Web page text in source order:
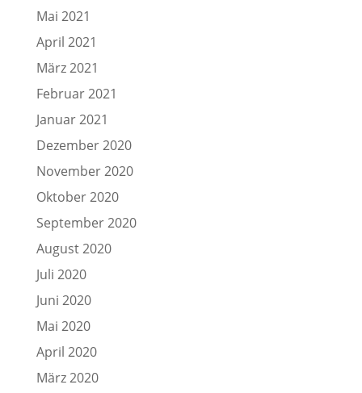
Mai 2021
April 2021
März 2021
Februar 2021
Januar 2021
Dezember 2020
November 2020
Oktober 2020
September 2020
August 2020
Juli 2020
Juni 2020
Mai 2020
April 2020
März 2020